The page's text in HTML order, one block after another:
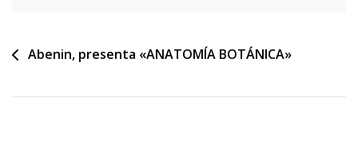
Navegación
entradas
Abenin, presenta «ANATOMÍA BOTÁNICA»